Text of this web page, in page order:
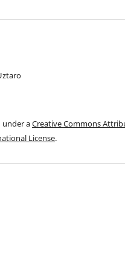
under aCreative Commons
License.